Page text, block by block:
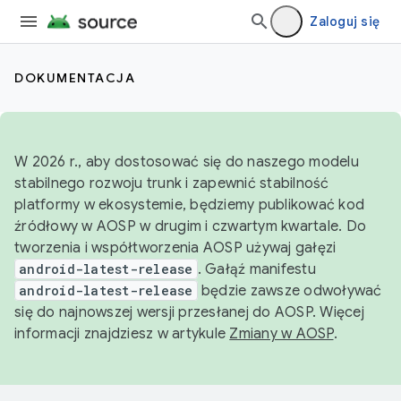
Zaloguj się
DOKUMENTACJA
W 2026 r., aby dostosować się do naszego modelu
stabilnego rozwoju trunk i zapewnić stabilność
platformy w ekosystemie, będziemy publikować kod
źródłowy w AOSP w drugim i czwartym kwartale. Do
tworzenia i współtworzenia AOSP używaj gałęzi
android-latest-release . Gałąź manifestu
android-latest-release będzie zawsze odwoływać
się do najnowszej wersji przesłanej do AOSP. Więcej
informacji znajdziesz w artykule Zmiany w AOSP.